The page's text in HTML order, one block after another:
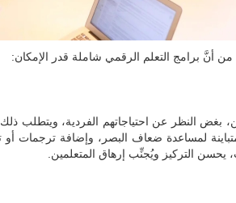
بغض النظر عن احتياجاتهم الفردية، ويتطلب
لمساعدة ضعاف البصر، وإضافة
يحسن التركيز ويُجنِّب إرهاق المتعلمين.